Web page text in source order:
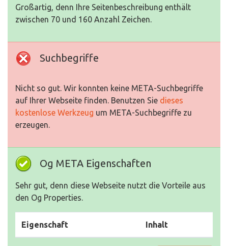
Großartig, denn Ihre Seitenbeschreibung enthält
zwischen 70 und 160 Anzahl Zeichen.
Suchbegriffe
Nicht so gut. Wir konnten keine META-Suchbegriffe
auf Ihrer Webseite finden. Benutzen Sie dieses
kostenlose Werkzeug um META-Suchbegriffe zu
erzeugen.
Og META Eigenschaften
Sehr gut, denn diese Webseite nutzt die Vorteile aus
den Og Properties.
Eigenschaft Inhalt